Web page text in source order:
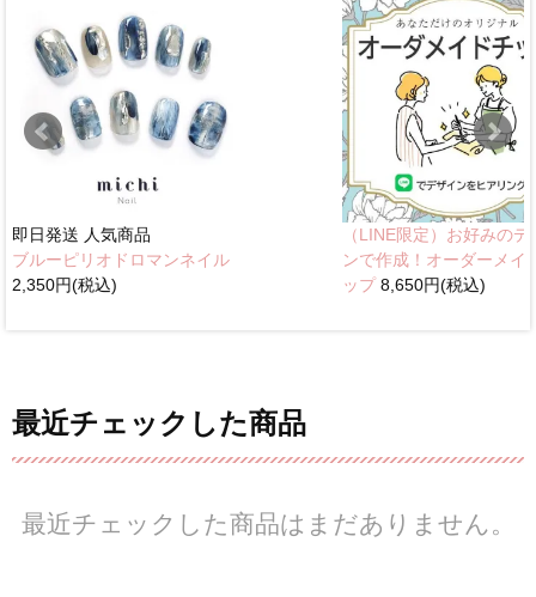
即日発送 人気商品
ブルーピリオドロマンネイル
2,350円(税込)
（LINE限定）お好みのデ
ンで作成！オーダーメイ
ップ8,650円(税込)
最近チェックした商品
最近チェックした商品はまだありません。